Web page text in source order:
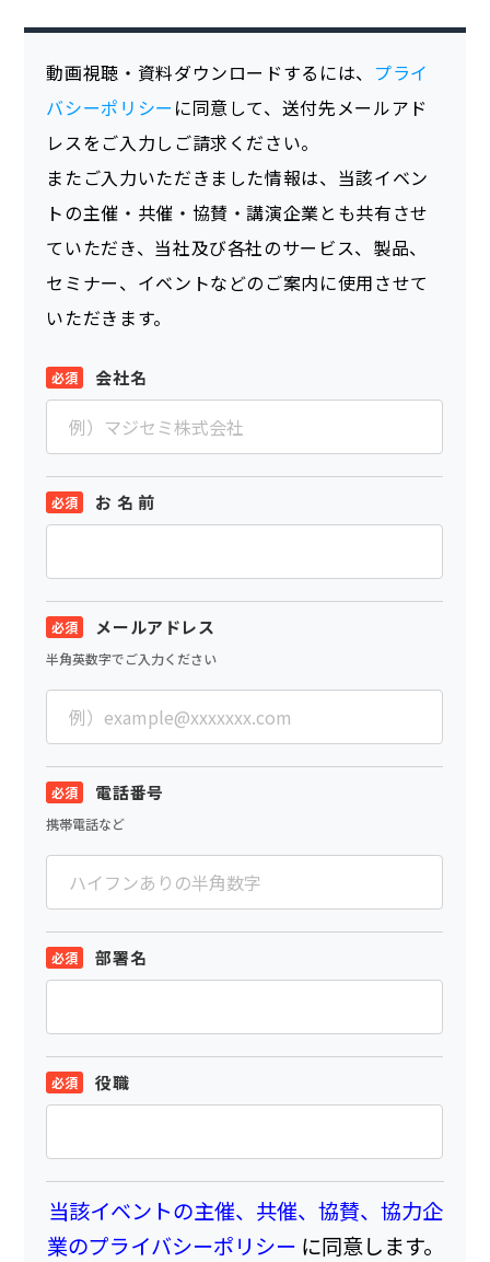
動画視聴・資料ダウンロードするには、 プライ
バシーポリシー に同意して、送付先メールアド
レスをご入力しご請求ください。
またご入力いただきました情報は、当該イベン
トの主催・共催・協賛・講演企業とも共有させ
ていただき、当社及び各社のサービス、製品、
セミナー、イベントなどのご案内に使用させて
いただきます。
会社名
お 名 前
メールアドレス
半角英数字でご入力ください
電話番号
携帯電話など
部署名
役職
当該イベントの主催、共催、協賛、協力企
業のプライバシーポリシー に同意します。